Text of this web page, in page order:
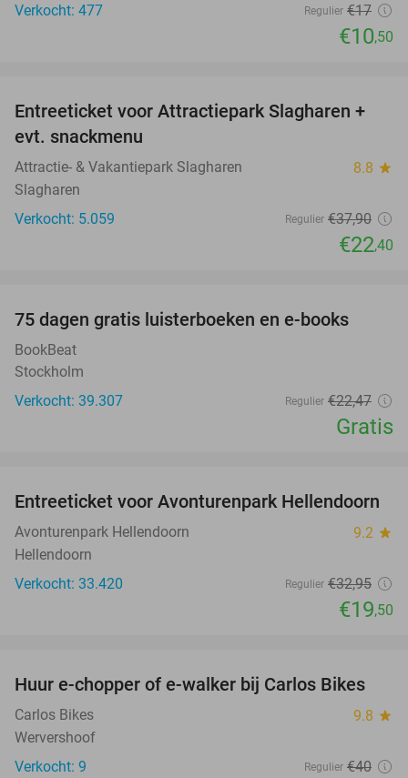
Verkocht: 477
Regulier €17
€10,50
41%
Entreeticket voor Attractiepark Slagharen +
evt. snackmenu
Attractie- & Vakantiepark Slagharen 8.8 star
Slagharen
Verkocht: 5.059
Regulier €37,90
€22,40
75 dagen gratis luisterboeken en e-books
BookBeat
Stockholm
Verkocht: 39.307
Regulier €22,47
Gratis
41%
Entreeticket voor Avonturenpark Hellendoorn
Avonturenpark Hellendoorn 9.2 star
Hellendoorn
Verkocht: 33.420
Regulier €32,95
€19,50
56%
Huur e-chopper of e-walker bij Carlos Bikes
Carlos Bikes 9.8 star
Wervershoof
Verkocht: 9
Regulier €40